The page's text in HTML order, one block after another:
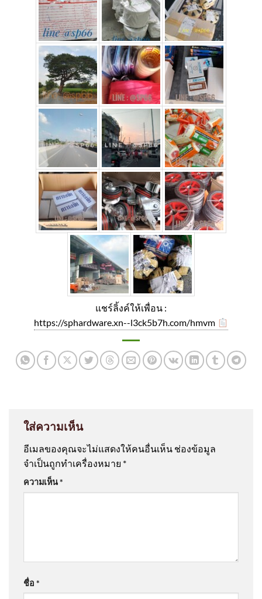
แชร์ลิ้งค์ให้เพื่อน :
https://sphardware.xn--l3ck5b7h.com/hmvm
ใส่ความเห็น
อีเมลของคุณจะไม่แสดงให้คนอื่นเห็น ช่องข้อมูล
จำเป็นถูกทำเครื่องหมาย *
ความเห็น*
ชื่อ *